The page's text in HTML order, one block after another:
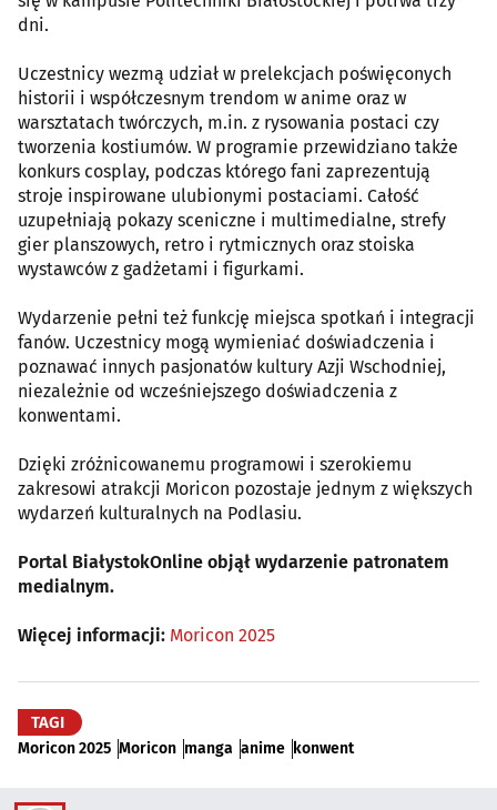
dni.
Uczestnicy wezmą udział w prelekcjach poświęconych
historii i współczesnym trendom w anime oraz w
warsztatach twórczych, m.in. z rysowania postaci czy
tworzenia kostiumów. W programie przewidziano także
konkurs cosplay, podczas którego fani zaprezentują
stroje inspirowane ulubionymi postaciami. Całość
uzupełniają pokazy sceniczne i multimedialne, strefy
gier planszowych, retro i rytmicznych oraz stoiska
wystawców z gadżetami i figurkami.
Wydarzenie pełni też funkcję miejsca spotkań i integracji
fanów. Uczestnicy mogą wymieniać doświadczenia i
poznawać innych pasjonatów kultury Azji Wschodniej,
niezależnie od wcześniejszego doświadczenia z
konwentami.
Dzięki zróżnicowanemu programowi i szerokiemu
zakresowi atrakcji Moricon pozostaje jednym z większych
wydarzeń kulturalnych na Podlasiu.
Portal BiałystokOnline objął wydarzenie patronatem
medialnym.
Więcej informacji: Moricon 2025
TAGI
Moricon 2025 Moricon manga anime konwent